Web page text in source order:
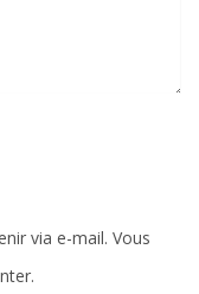
via e-mail. Vous